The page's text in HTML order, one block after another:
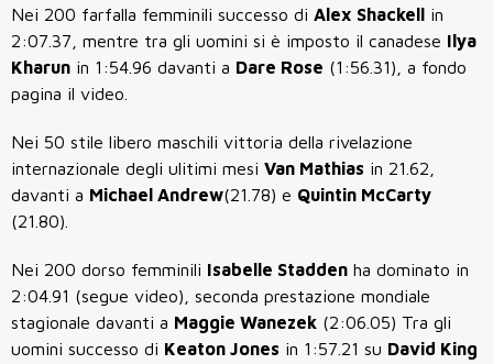
Nei 200 farfalla femminili successo di Alex Shackell
in
2:07.37, mentre tra gli uomini si è imposto il canadese Ilya
Kharun in 1:54.96 davanti a Dare Rose (1:56.31), a fondo
pagina il video.
Nei 50 stile libero maschili vittoria della rivelazione
internazionale degli ulitimi mesi Van Mathias in 21.62,
davanti a Michael Andrew(21.78) e Quintin McCarty
(21.80).
Nei 200 dorso femminili Isabelle Stadden ha dominato in
2:04.91 (segue video), seconda prestazione mondiale
stagionale davanti a Maggie Wanezek (2:06.05) Tra gli
uomini successo di Keaton Jones in 1:57.21 su David King